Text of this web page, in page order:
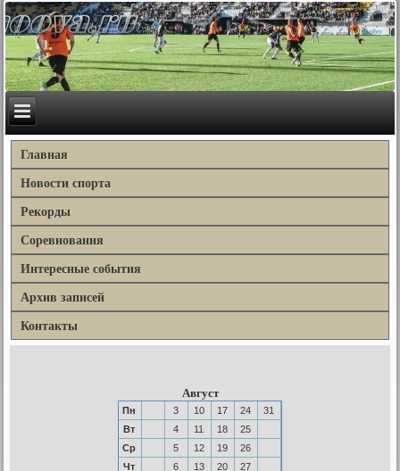
Главная
Новости спорта
Рекорды
Соревнования
Интересные события
Архив записей
Контакты
Август
Пн 3 10 17 24
31
Вт
4 11 18
25
Ср
5 12 19
26
Чт
6 13 20
27